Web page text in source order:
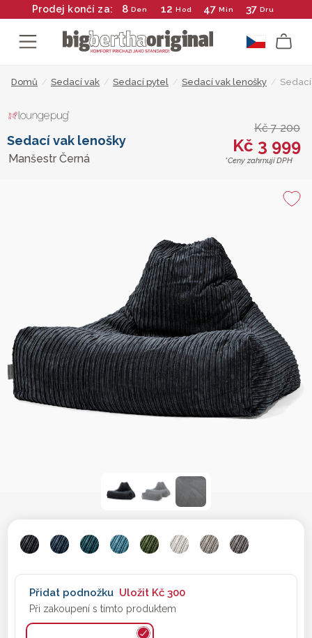
Prodej končí za: 8 Den 12 Hod 47 Min 36 Dru
Domů / Sedací vak / Sedací pytel / Sedací vak lenošky /
Sedací vak lenošky
Manšestr Černá
Kč 7 200
Kč 3 999
*Ceny zahrnují DPH
Přidat podnožku Uložit Kč 300
Při zakoupení s tímto produktem